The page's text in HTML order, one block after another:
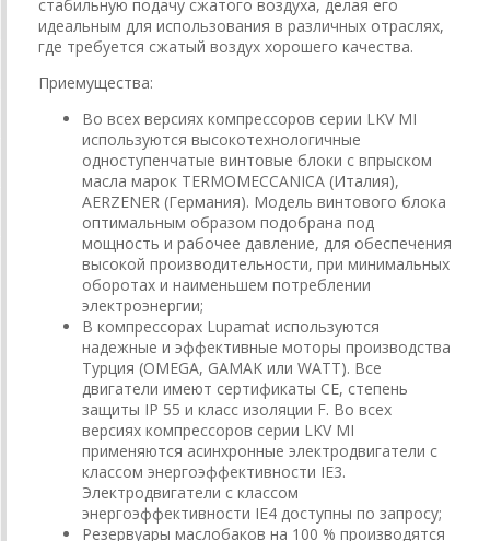
стабильную подачу сжатого воздуха, делая его
идеальным для использования в различных отраслях,
где требуется сжатый воздух хорошего качества.
Приемущества:
Во всех версиях компрессоров серии LKV MI
используются высокотехнологичные
одноступенчатые винтовые блоки с впрыском
масла марок TERMOMECCANICA (Италия),
AERZENER (Германия). Модель винтового блока
оптимальным образом подобрана под
мощность и рабочее давление, для обеспечения
высокой производительности, при минимальных
оборотах и наименьшем потреблении
электроэнергии;
В компрессорах Lupamat используются
надежные и эффективные моторы производства
Турция (OMEGA, GAMAK или WATT). Все
двигатели имеют сертификаты CE, степень
защиты IP 55 и класс изоляции F. Во всех
версиях компрессоров серии LKV MI
применяются асинхронные электродвигатели с
классом энергоэффективности IE3.
Электродвигатели с классом
энергоэффективности IE4 доступны по запросу;
Резервуары маслобаков на 100 % производятся